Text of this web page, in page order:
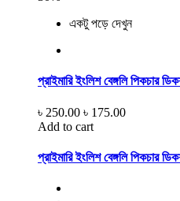
একটু পড়ে দেখুন
প্রাইমারি ইংলিশ বেঙ্গলি পিকচার
৳ 250.00 ৳ 175.00
Add to cart
প্রাইমারি ইংলিশ বেঙ্গলি পিকচার